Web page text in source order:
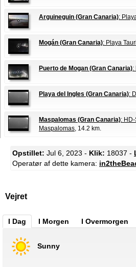
Arguineguin (Gran Canaria):
Mogán (Gran Canaria): Playa
Puerto de Mogan (Gran Canaria):
Playa del Ingles (Gran Canaria):
Maspalomas (Gran Canaria):
Maspalomas, 14.2 km.
Opstillet: Jul 6, 2023 - Klik: 18037 -
Operatør af dette kamera:
Vejret
I Dag I Morgen I Overmorgen
Sunny